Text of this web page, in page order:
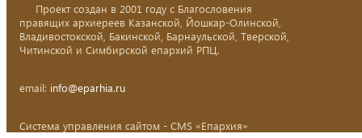
Проект создан в 2001 году с Благословения
правящих архиереев Казанской, Йошкар-Олинской,
Владивостокской, Бакинской, Барнаульской, Тверской,
Читинской и Симбирской епархий РПЦ.
email: info@eparhia.ru
Система управления сайтом - CMS «Епархия»